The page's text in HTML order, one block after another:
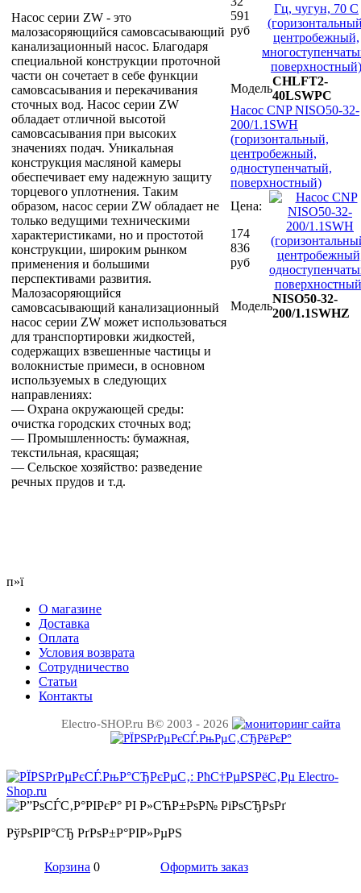
Насос серии ZW - это
малозасоряющийся самовсасывающий
канализационный насос. Благодаря
специальной конструкции проточной
части он сочетает в себе функции
самовсасывания и перекачивания
сточных вод. Насос серии ZW
обладает отличной высотой
самовсасывания при высоких
значениях подач. Уникальная
конструкция масляной камеры
обеспечивает ему надежную защиту
торцевого уплотнения. Таким
образом, насос серии ZW обладает не
только ведущими техническими
характеристиками, но и простотой
конструкции, широким рынком
применения и большими
перспективами развития.
Малозасоряющийся
самовсасывающий канализационный
насос серии ZW может использоваться
для транспортировки жидкостей,
содержащих взвешенные частицы и
волокнистые примеси, в основном
используемых в следующих
направлениях:
— Охрана окружающей среды:
очистка городских сточных вод;
— Промышленность: бумажная,
текстильная, красящая;
— Сельское хозяйство: разведение
речных прудов и т.д.
591
руб
Модель
CHLFT2-
40LSWPC
Насос CNP NISO50-32-
200/1.1SWH
(горизонтальный,
центробежный,
одноступенчатый,
поверхностный)
Цена:
174
836
руб
Модель
NISO50-32-
200/1.1SWHZ
п»ї
О магазине
Доставка
Оплата
Условия возврата
Сотрудничество
Статьи
Контакты
Electro-SHOP.ru В© 2003 - 2026
РўРѕРІР°СЂ РґРѕР±Р°РІР»РµРЅ
Корзина 0 Оформить заказ